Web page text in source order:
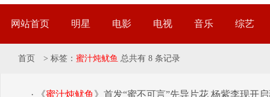
网站首页 明星 电影 电视 音乐 综艺
首页 > 标签： 蜜汁炖鱿鱼 总共有 8 条记录
· 《蜜汁炖鱿鱼 》首发“蜜不可言”先导片花 杨紫李现开